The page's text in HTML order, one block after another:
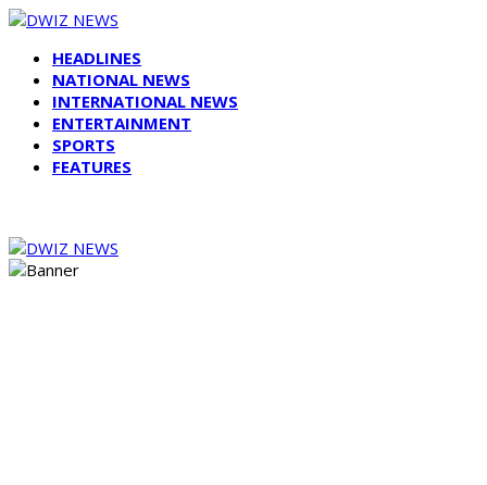
HEADLINES
NATIONAL NEWS
INTERNATIONAL NEWS
ENTERTAINMENT
SPORTS
FEATURES